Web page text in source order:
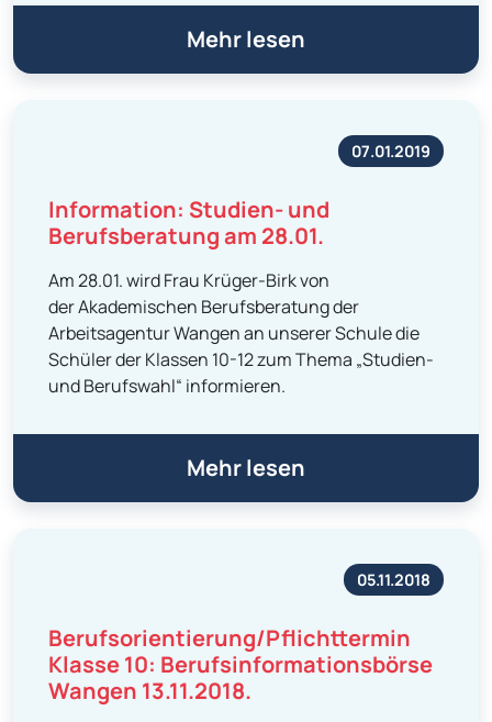
Mehr lesen
07.01.2019
Information: Studien- und
Berufsberatung am 28.01.
Am 28.01. wird Frau Krüger-Birk von
der Akademischen Berufsberatung der
Arbeitsagentur Wangen an unserer Schule die
Schüler der Klassen 10-12 zum Thema „Studien-
und Berufswahl“ informieren.
Mehr lesen
05.11.2018
Berufsorientierung/Pflichttermin
Klasse 10: Berufsinformationsbörse
Wangen 13.11.2018.